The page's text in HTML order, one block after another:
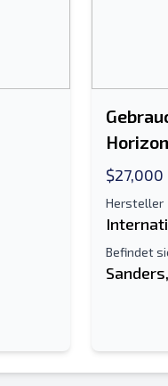
$27,000
Hersteller
Befindet